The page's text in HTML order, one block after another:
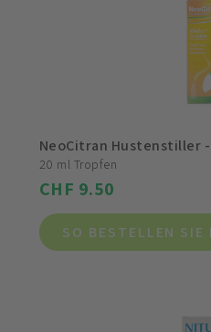
20 ml Tropfen
CHF 9.50
SO BESTELLEN